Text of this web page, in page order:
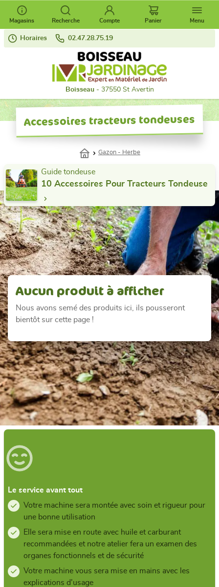
Horaires 02.47.28.75.19
Boisseau- 37550 St Avertin
Magasins Recherche Compte Panier Menu
Accessoires tracteurs tondeuses
Gazon - Herbe
Guide tondeuse
10 Accessoires Pour Tracteurs Tondeuse
Aucun produit à afficher
Nous avons semé des produits ici, ils pousseront
bientôt sur cette page !
Le service avant tout
Votre machine sera montée avec soin et rigueur pour
une bonne utilisation
Elle sera mise en route avec huile et carburant
recommandées et notre atelier fera un examen des
organes fonctionnels et de sécurité
Votre machine vous sera mise en mains avec les
explications d'usage